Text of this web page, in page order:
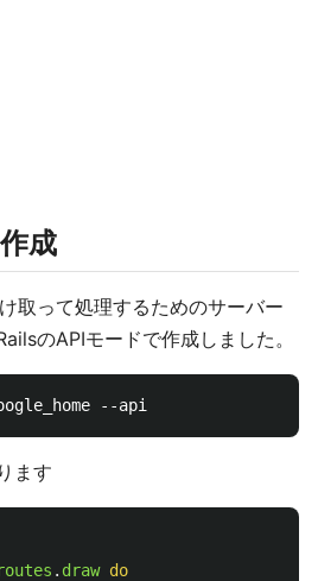
成
取って処理するためのサーバー
のAPIモードで作成しました。
ます
. draw do